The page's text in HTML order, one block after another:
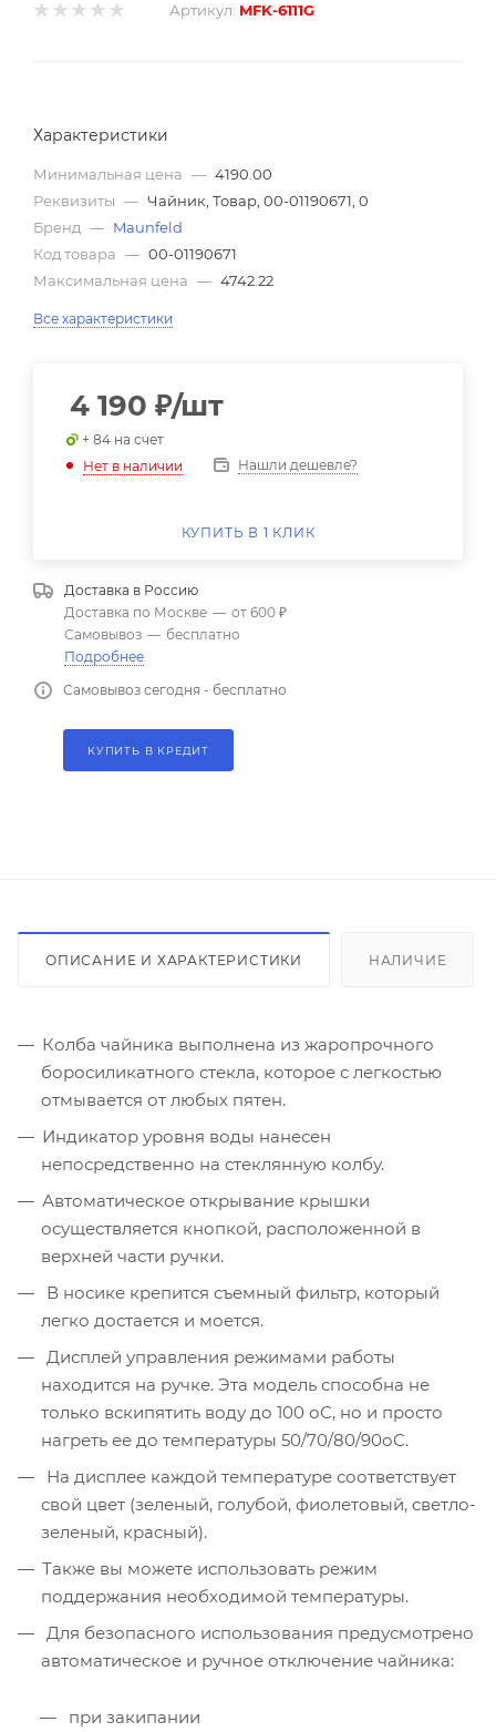
Артикул: MFK-6111G
Характеристики
Минимальная цена — 4190.00
Реквизиты — Чайник, Товар, 00-01190671, 0
Бренд — Maunfeld
Код товара — 00-01190671
Максимальная цена — 4742.22
Все характеристики
4 190 ₽/шт
+ 84 на счет
Нет в наличии
Нашли дешевле?
КУПИТЬ В 1 КЛИК
Доставка в Россию
Доставка по Москве — от 600 ₽
Самовывоз — бесплатно
Подробнее
Самовывоз сегодня - бесплатно
КУПИТЬ В КРЕДИТ
ОПИСАНИЕ И ХАРАКТЕРИСТИКИ НАЛИЧИЕ
Колба чайника выполнена из жаропрочного
боросиликатного стекла, которое с легкостью
отмывается от любых пятен.
Индикатор уровня воды нанесен
непосредственно на стеклянную колбу.
Автоматическое открывание крышки
осуществляется кнопкой, расположенной в
верхней части ручки.
В носике крепится съемный фильтр, который
легко достается и моется.
Дисплей управления режимами работы
находится на ручке. Эта модель способна не
только вскипятить воду до 100 оС, но и просто
нагреть ее до температуры 50/70/80/90оС.
На дисплее каждой температуре соответствует
свой цвет (зеленый, голубой, фиолетовый, светло-
зеленый, красный).
Также вы можете использовать режим
поддержания необходимой температуры.
Для безопасного использования предусмотрено
автоматическое и ручное отключение чайника:
при закипании